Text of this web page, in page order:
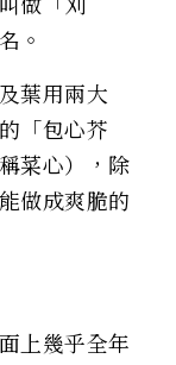
。
葉用兩大
「包心芥
菜心），除
做成爽脆的
上幾乎全年